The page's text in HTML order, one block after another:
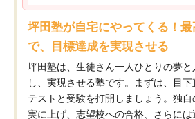
坪田塾が自宅にやってくる！
で、目標達成を実現させる
坪田塾は、生徒さん一人ひとりの夢
し、実現させる塾です。まずは、目
テストと受験を打開しましょう。独
実に上げ、志望校への合格、さらには